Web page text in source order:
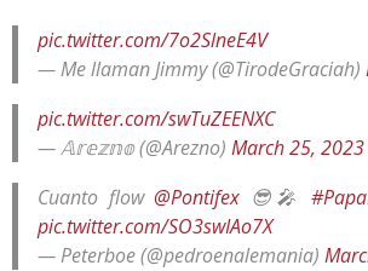
pic.twitter.com/7o2SlneE4V
— Me llaman Jimmy (@TirodeGraciah)
pic.twitter.com/swTuZEENXC
— 𝔸𝕣𝕖𝕫𝕟𝕠 (@Arezno) March 25, 2023
Cuanto flow@Pontifex 😎🎤
pic.twitter.com/SO3swIAo7X
— Peterboe (@pedroenalemania)